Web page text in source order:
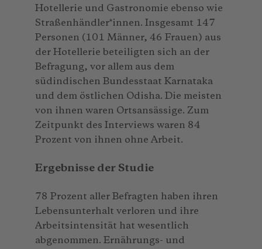
Hotellerie und Gastronomie ebenso wie
Straßenhändler*innen. Insgesamt 147
Personen (101 Männer, 46 Frauen) aus
der Hotellerie beteiligten sich an der
Befragung, vor allem aus dem
südindischen Bundesstaat Karnataka
und dem östlichen Odisha. Die meisten
von ihnen waren Ortsansässige. Zum
Zeitpunkt des Interviews waren 84
Prozent von ihnen ohne Arbeit.
Ergebnisse der Studie
78 Prozent aller Befragten haben ihren
Lebensunterhalt verloren und ihre
Arbeitsintensität hat wesentlich
abgenommen. Ernährungs- und